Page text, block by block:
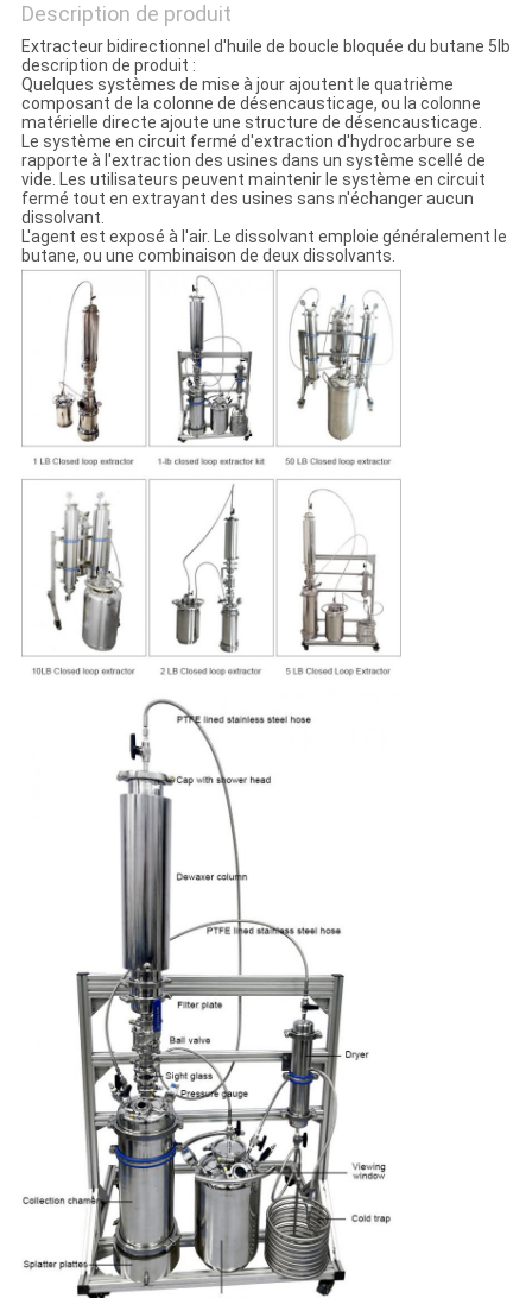
Description de produit
Extracteur bidirectionnel d'huile de boucle bloquée du butane 5lb
description de produit :
Quelques systèmes de mise à jour ajoutent le quatrième
composant de la colonne de désencausticage, ou la colonne
matérielle directe ajoute une structure de désencausticage.
Le système en circuit fermé d'extraction d'hydrocarbure se
rapporte à l'extraction des usines dans un système scellé de
vide. Les utilisateurs peuvent maintenir le système en circuit
fermé tout en extrayant des usines sans n'échanger aucun
dissolvant.
L'agent est exposé à l'air. Le dissolvant emploie généralement le
butane, ou une combinaison de deux dissolvants.